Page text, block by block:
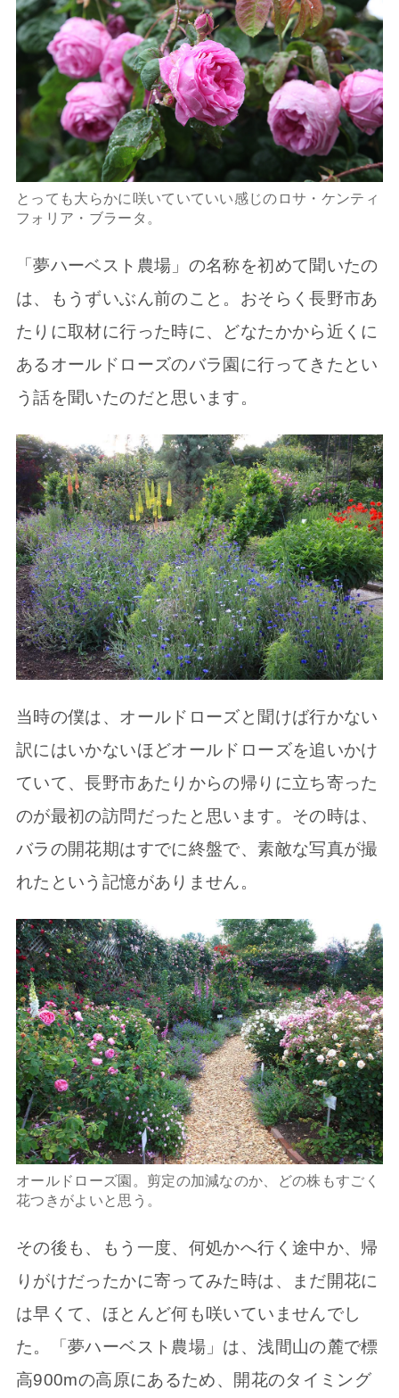
とっても大らかに咲いていていい感じのロサ・ケンティ
フォリア・ブラータ。
「夢ハーベスト農場」の名称を初めて聞いたの
は、もうずいぶん前のこと。おそらく長野市あ
たりに取材に行った時に、どなたかから近くに
あるオールドローズのバラ園に行ってきたとい
う話を聞いたのだと思います。
当時の僕は、オールドローズと聞けば行かない
訳にはいかないほどオールドローズを追いかけ
ていて、長野市あたりからの帰りに立ち寄った
のが最初の訪問だったと思います。その時は、
バラの開花期はすでに終盤で、素敵な写真が撮
れたという記憶がありません。
オールドローズ園。剪定の加減なのか、どの株もすごく
花つきがよいと思う。
その後も、もう一度、何処かへ行く途中か、帰
りがけだったかに寄ってみた時は、まだ開花に
は早くて、ほとんど何も咲いていませんでし
た。「夢ハーベスト農場」は、浅間山の麓で標
高900mの高原にあるため、開花のタイミング